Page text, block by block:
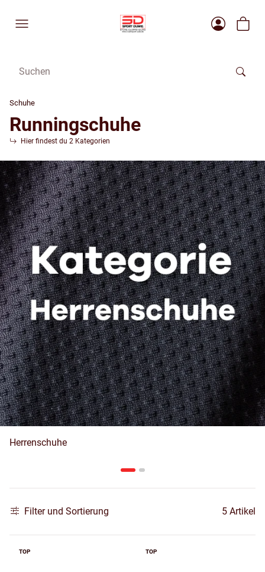
Schuhe
Runningschuhe
Hier findest du 2 Kategorien
Herrenschuhe
Filter und Sortierung 5 Artikel
TOP TOP